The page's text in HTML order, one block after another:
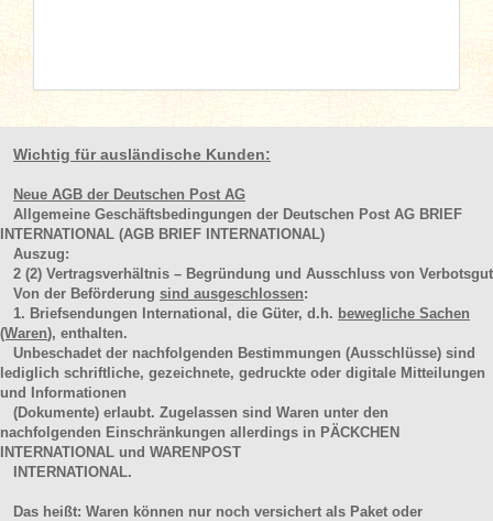
Wichtig für ausländische Kunden:
Neue AGB der Deutschen Post AG
Allgemeine Geschäftsbedingungen der Deutschen Post AG BRIEF
INTERNATIONAL (AGB BRIEF INTERNATIONAL)
Auszug:
2 (2) Vertragsverhältnis – Begründung und Ausschluss von Verbotsgut
Von der Beförderung sind ausgeschlossen:
1. Briefsendungen International, die Güter, d.h. bewegliche Sachen
(Waren), enthalten.
Unbeschadet der nachfolgenden Bestimmungen (Ausschlüsse) sind
lediglich schriftliche, gezeichnete, gedruckte oder digitale Mitteilungen
und Informationen
(Dokumente) erlaubt. Zugelassen sind Waren unter den
nachfolgenden Einschränkungen allerdings in PÄCKCHEN
INTERNATIONAL und WARENPOST
INTERNATIONAL.
Das heißt: Waren können nur noch versichert als Paket oder